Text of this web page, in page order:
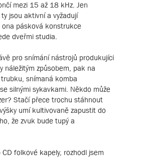
mezi 15 až 18 kHz. Jen
jsou aktivní a vyžadují
ona pásková konstrukce
dveřmi studia.
pro snímání nástrojů produkující
náležitým způsobem, pak na
snímaná komba
silnými sykavkami. Někdo může
Stačí přece trochu stáhnout
umí kultivovaně zapustit do
že zvuk bude tupý a
folkové kapely, rozhodl jsem